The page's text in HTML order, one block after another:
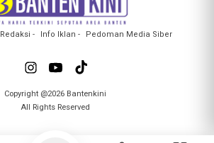
Redaksi Info Iklan Pedoman Media Siber
Copyright @2026 Bantenkini
All Rights Reserved